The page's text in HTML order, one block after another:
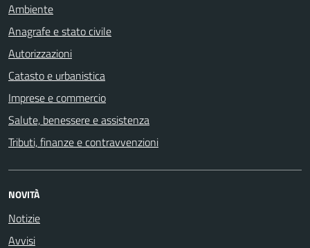
Ambiente
Anagrafe e stato civile
Autorizzazioni
Catasto e urbanistica
Imprese e commercio
Salute, benessere e assistenza
Tributi, finanze e contravvenzioni
NOVITÀ
Notizie
Avvisi